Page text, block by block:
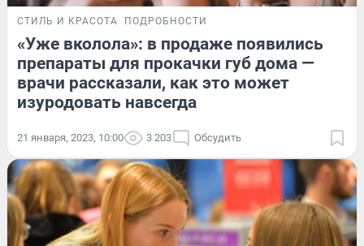
СТИЛЬ И КРАСОТА ПОДРОБНОСТИ
«Уже вколола»: в продаже появились
препараты для прокачки губ дома —
врачи рассказали, как это может
изуродовать навсегда
21 января, 2023, 10:00 3 203 Обсудить